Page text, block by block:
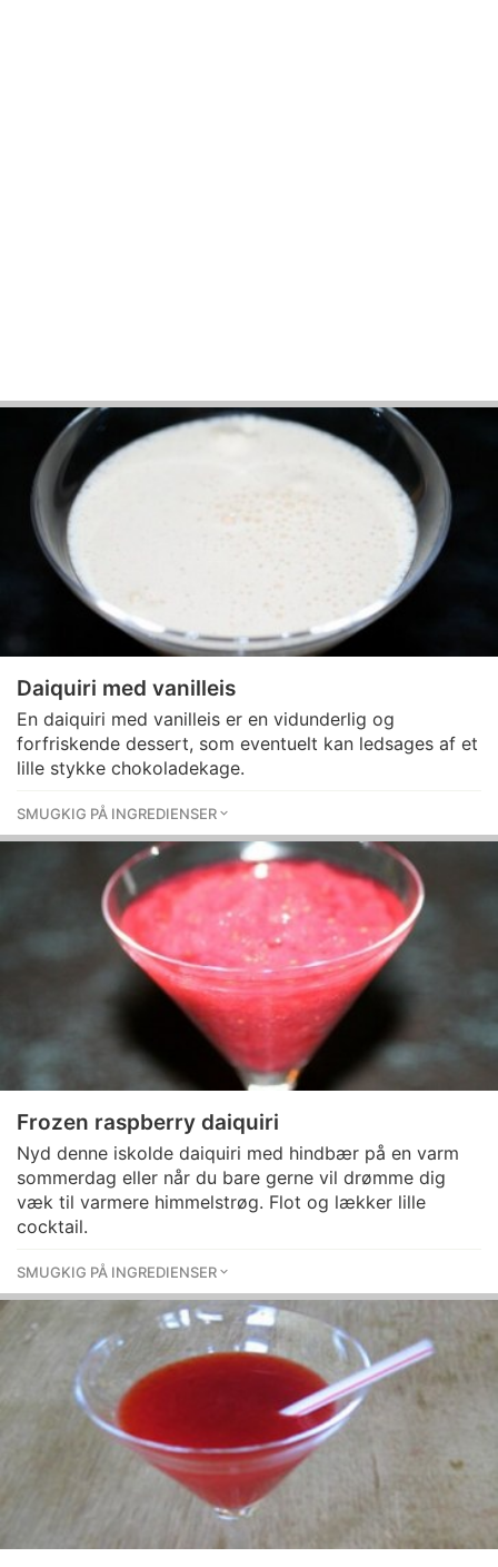
Daiquiri med vanilleis
En daiquiri med vanilleis er en vidunderlig og
forfriskende dessert, som eventuelt kan ledsages af et
lille stykke chokoladekage.
SMUGKIG PÅ INGREDIENSER
Frozen raspberry daiquiri
Nyd denne iskolde daiquiri med hindbær på en varm
sommerdag eller når du bare gerne vil drømme dig
væk til varmere himmelstrøg. Flot og lækker lille
cocktail.
SMUGKIG PÅ INGREDIENSER